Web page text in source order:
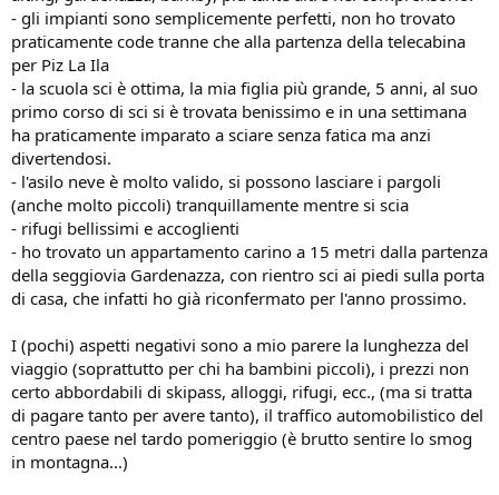
- gli impianti sono semplicemente perfetti, non ho trovato
praticamente code tranne che alla partenza della telecabina
per Piz La Ila
- la scuola sci è ottima, la mia figlia più grande, 5 anni, al suo
primo corso di sci si è trovata benissimo e in una settimana
ha praticamente imparato a sciare senza fatica ma anzi
divertendosi.
- l'asilo neve è molto valido, si possono lasciare i pargoli
(anche molto piccoli) tranquillamente mentre si scia
- rifugi bellissimi e accoglienti
- ho trovato un appartamento carino a 15 metri dalla partenza
della seggiovia Gardenazza, con rientro sci ai piedi sulla porta
di casa, che infatti ho già riconfermato per l'anno prossimo.
I (pochi) aspetti negativi sono a mio parere la lunghezza del
viaggio (soprattutto per chi ha bambini piccoli), i prezzi non
certo abbordabili di skipass, alloggi, rifugi, ecc., (ma si tratta
di pagare tanto per avere tanto), il traffico automobilistico del
centro paese nel tardo pomeriggio (è brutto sentire lo smog
in montagna...)